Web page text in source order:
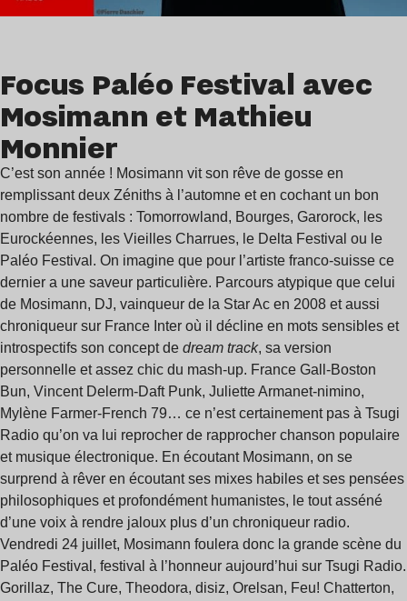
Focus Paléo Festival avec
Mosimann et Mathieu
Monnier
C’est son année ! Mosimann vit son rêve de gosse en
remplissant deux Zéniths à l’automne et en cochant un bon
nombre de festivals : Tomorrowland, Bourges, Garorock, les
Eurockéennes, les Vieilles Charrues, le Delta Festival ou le
Paléo Festival. On imagine que pour l’artiste franco-suisse ce
dernier a une saveur particulière. Parcours atypique que celui
de Mosimann, DJ, vainqueur de la Star Ac en 2008 et aussi
chroniqueur sur France Inter où il décline en mots sensibles et
introspectifs son concept de dream track, sa version
personnelle et assez chic du mash-up. France Gall-Boston
Bun, Vincent Delerm-Daft Punk, Juliette Armanet-nimino,
Mylène Farmer-French 79… ce n’est certainement pas à Tsugi
Radio qu’on va lui reprocher de rapprocher chanson populaire
et musique électronique. En écoutant Mosimann, on se
surprend à rêver en écoutant ses mixes habiles et ses pensées
philosophiques et profondément humanistes, le tout asséné
d’une voix à rendre jaloux plus d’un chroniqueur radio.
Vendredi 24 juillet, Mosimann foulera donc la grande scène du
Paléo Festival, festival à l’honneur aujourd’hui sur Tsugi Radio.
Gorillaz, The Cure, Theodora, disiz, Orelsan, Feu! Chatterton,